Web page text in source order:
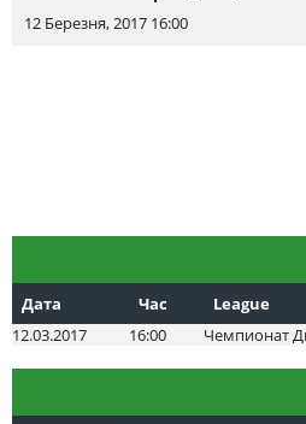
12 Березня, 2017 16:00
Дата Час
League
12.03.2017
16:00 Чемпионат